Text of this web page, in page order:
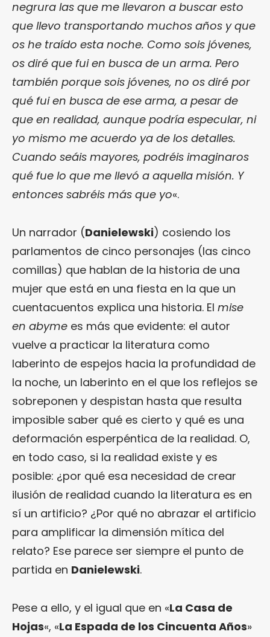
negrura las que me llevaron a buscar esto
que llevo transportando muchos años y que
os he traído esta noche. Como sois jóvenes,
os diré que fui en busca de un arma. Pero
también porque sois jóvenes, no os diré por
qué fui en busca de ese arma, a pesar de
que en realidad, aunque podría especular, ni
yo mismo me acuerdo ya de los detalles.
Cuando seáis mayores, podréis imaginaros
qué fue lo que me llevó a aquella misión. Y
entonces sabréis más que yo«.
Un narrador (Danielewski) cosiendo los
parlamentos de cinco personajes (las cinco
comillas) que hablan de la historia de una
mujer que está en una fiesta en la que un
cuentacuentos explica una historia. El mise
en abyme es más que evidente: el autor
vuelve a practicar la literatura como
laberinto de espejos hacia la profundidad de
la noche, un laberinto en el que los reflejos se
sobreponen y despistan hasta que resulta
imposible saber qué es cierto y qué es una
deformación esperpéntica de la realidad. O,
en todo caso, si la realidad existe y es
posible: ¿por qué esa necesidad de crear
ilusión de realidad cuando la literatura es en
sí un artificio? ¿Por qué no abrazar el artificio
para amplificar la dimensión mítica del
relato? Ese parece ser siempre el punto de
partida en Danielewski.
Pese a ello, y el igual que en «La Casa de
Hojas«, «La Espada de los Cincuenta Años»